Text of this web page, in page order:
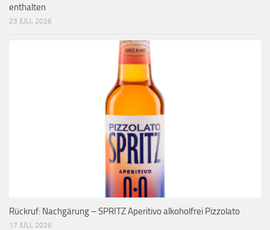
enthalten
23 JULI, 2026
Rückruf: Nachgärung – SPRITZ Aperitivo alkoholfrei Pizzolato
17 JULI, 2026